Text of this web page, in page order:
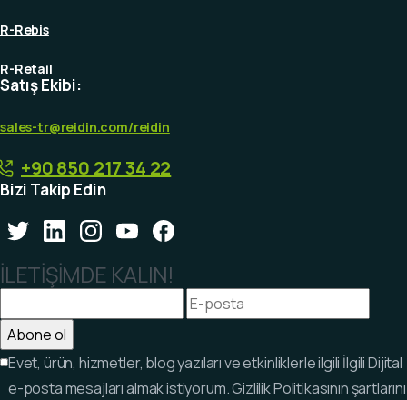
R-Rebis
R-Retail
Satış Ekibi:
sales-tr@reidin.com/reidin
+90 850 217 34 22
Bizi Takip Edin
İLETİŞİMDE KALIN!
Evet, ürün, hizmetler, blog yazıları ve etkinliklerle ilgili İlgili Dijital
e-posta mesajları almak istiyorum. Gizlilik Politikasının şartlarını